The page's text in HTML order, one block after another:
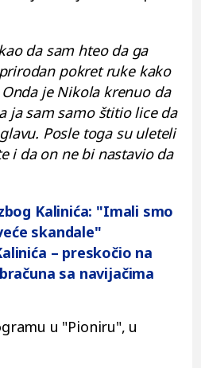
da sam hteo da ga
pokret ruke kako
je Nikola krenuo da
ja sam samo štitio lice da
Posle toga su uleteli
i da on ne bi nastavio da
Kalinića: "Imali smo
skandale"
– preskočio na
sa navijačima
u "Pioniru", u